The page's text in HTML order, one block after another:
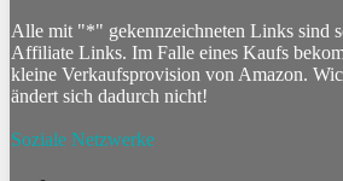
Alle mit "*" gekennzeichneten Links sind
Affiliate Links. Im Falle eines Kaufs
kleine Verkaufsprovision von Amazon.
ändert sich dadurch nicht!
Soziale Netzwerke